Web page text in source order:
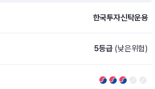
한국투자신탁운용
5등급 (낮은위험)